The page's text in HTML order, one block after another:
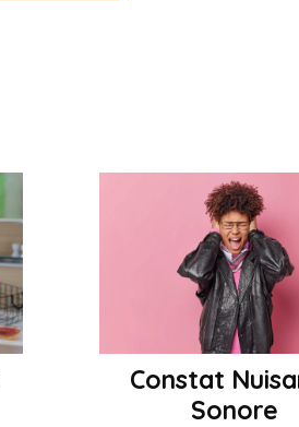
Constat
Sonore